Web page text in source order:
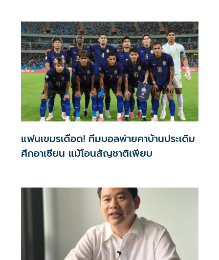
แฟนเขมรเดือด! ทีมบอลพ่ายคาบ้านประเดิม
ศึกอาเซียน แม้โอนสัญชาติเพียบ